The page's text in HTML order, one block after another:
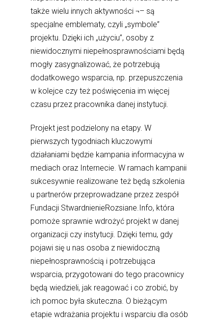
także wielu innych aktywności ¬– są
specjalne emblematy, czyli „symbole”
projektu. Dzięki ich „użyciu”, osoby z
niewidocznymi niepełnosprawnościami będą
mogły zasygnalizować, że potrzebują
dodatkowego wsparcia, np. przepuszczenia
w kolejce czy też poświęcenia im więcej
czasu przez pracownika danej instytucji.
Projekt jest podzielony na etapy. W
pierwszych tygodniach kluczowymi
działaniami będzie kampania informacyjna w
mediach oraz Internecie. W ramach kampanii
sukcesywnie realizowane też będą szkolenia
u partnerów przeprowadzane przez zespół
Fundacji StwardnienieRozsiane.Info, która
pomoże sprawnie wdrożyć projekt w danej
organizacji czy instytucji. Dzięki temu, gdy
pojawi się u nas osoba z niewidoczną
niepełnosprawnością i potrzebująca
wsparcia, przygotowani do tego pracownicy
będą wiedzieli, jak reagować i co zrobić, by
ich pomoc była skuteczna. O bieżącym
etapie wdrażania projektu i wsparciu dla osób